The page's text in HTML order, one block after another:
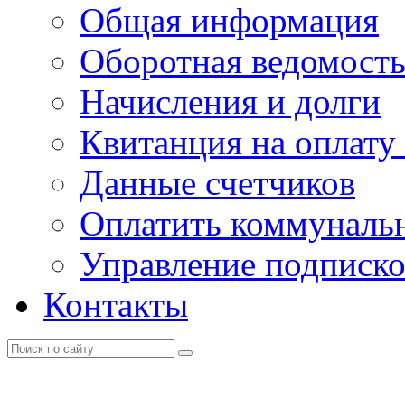
Общая информация
Оборотная ведомость
Начисления и долги
Квитанция на
Данные счетчиков
Оплатить
Управление
Контакты